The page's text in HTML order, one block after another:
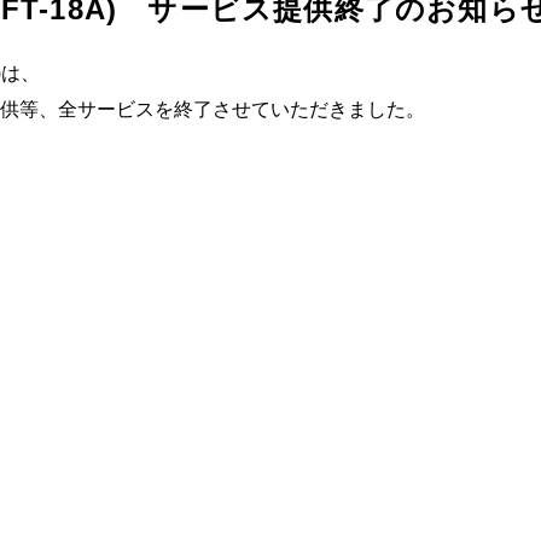
18A) サービス提供終了のお知ら
、
等、全サービスを終了させていただきました。